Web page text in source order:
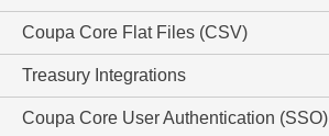
Coupa Core Flat Files (CSV)
Treasury Integrations
Coupa Core User Authentication (SSO)